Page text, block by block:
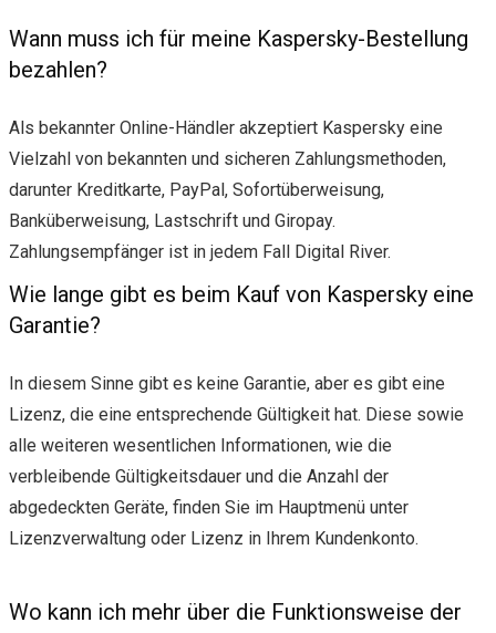
Wann muss ich für meine Kaspersky-Bestellung
bezahlen?
Als bekannter Online-Händler akzeptiert Kaspersky eine
Vielzahl von bekannten und sicheren Zahlungsmethoden,
darunter Kreditkarte, PayPal, Sofortüberweisung,
Banküberweisung, Lastschrift und Giropay.
Zahlungsempfänger ist in jedem Fall Digital River.
Wie lange gibt es beim Kauf von Kaspersky eine
Garantie?
In diesem Sinne gibt es keine Garantie, aber es gibt eine
Lizenz, die eine entsprechende Gültigkeit hat. Diese sowie
alle weiteren wesentlichen Informationen, wie die
verbleibende Gültigkeitsdauer und die Anzahl der
abgedeckten Geräte, finden Sie im Hauptmenü unter
Lizenzverwaltung oder Lizenz in Ihrem Kundenkonto.
Wo kann ich mehr über die Funktionsweise der